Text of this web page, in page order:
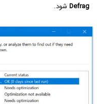
Defrag شود.